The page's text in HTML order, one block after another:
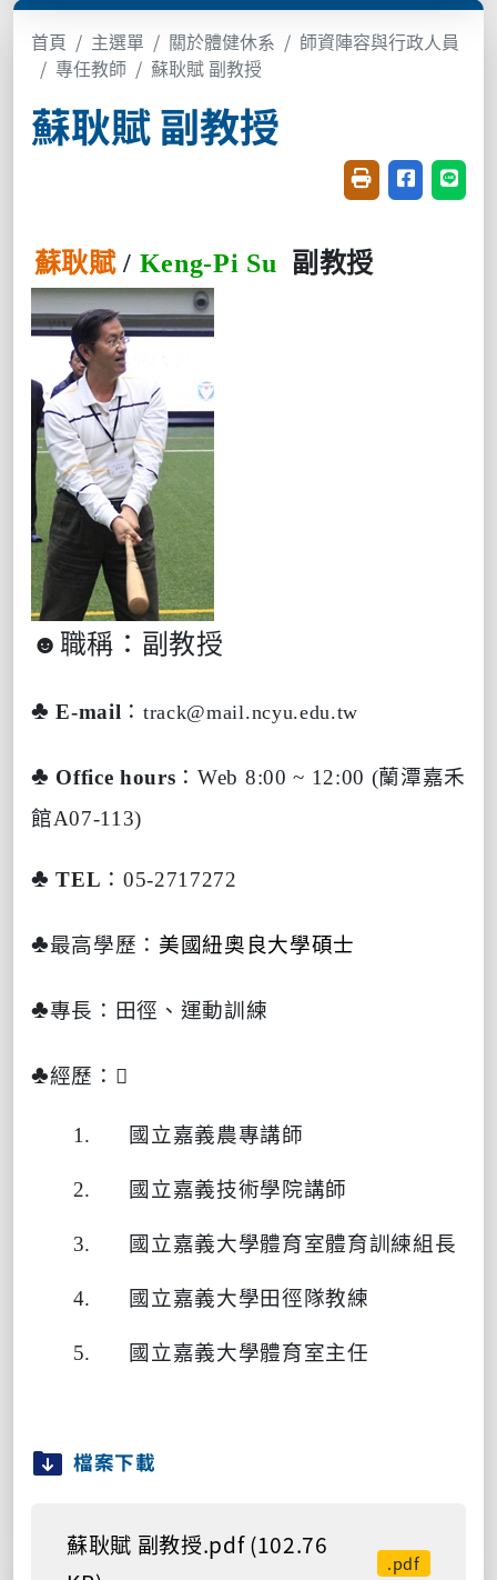
首頁 主選單 關於體健休系
師資陣容與行政人員
專任教師
蘇耿賦 副教授
蘇耿賦 副教授
友善列印(開新視
分享至臉書
分享
蘇耿賦/ Keng-Pi Su 副教授
☻ 職稱：副教授
♣ E-mail ：track@mail.ncyu.edu.tw
♣ Office hours ：Web 8:00 ~ 12:00 (蘭潭嘉禾
館A07-113)
♣ TEL ：05-2717272
♣最高學歷： 美國紐奧良大學碩士
♣專長： 田徑、運動訓練
♣經歷：
1. 國立嘉義農專講師
2. 國立嘉義技術學院講師
3. 國立嘉義大學體育室體育訓練組長
4. 國立嘉義大學田徑隊教練
5. 國立嘉義大學體育室主任
檔案下載
蘇耿賦 副教授.pdf (102.76
.pdf